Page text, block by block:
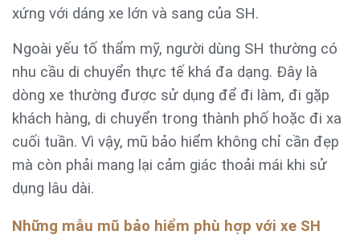
xứng với dáng xe lớn và sang của SH.
Ngoài yếu tố thẩm mỹ, người dùng SH thường có
nhu cầu di chuyển thực tế khá đa dạng. Đây là
dòng xe thường được sử dụng để đi làm, đi gặp
khách hàng, di chuyển trong thành phố hoặc đi xa
cuối tuần. Vì vậy, mũ bảo hiểm không chỉ cần đẹp
mà còn phải mang lại cảm giác thoải mái khi sử
dụng lâu dài.
Những mẫu mũ bảo hiểm phù hợp với xe SH